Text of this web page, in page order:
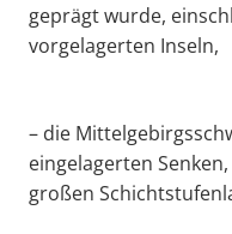
geprägt wurde,
vorgelagerten Inseln,
– die
eingelagerten
großen